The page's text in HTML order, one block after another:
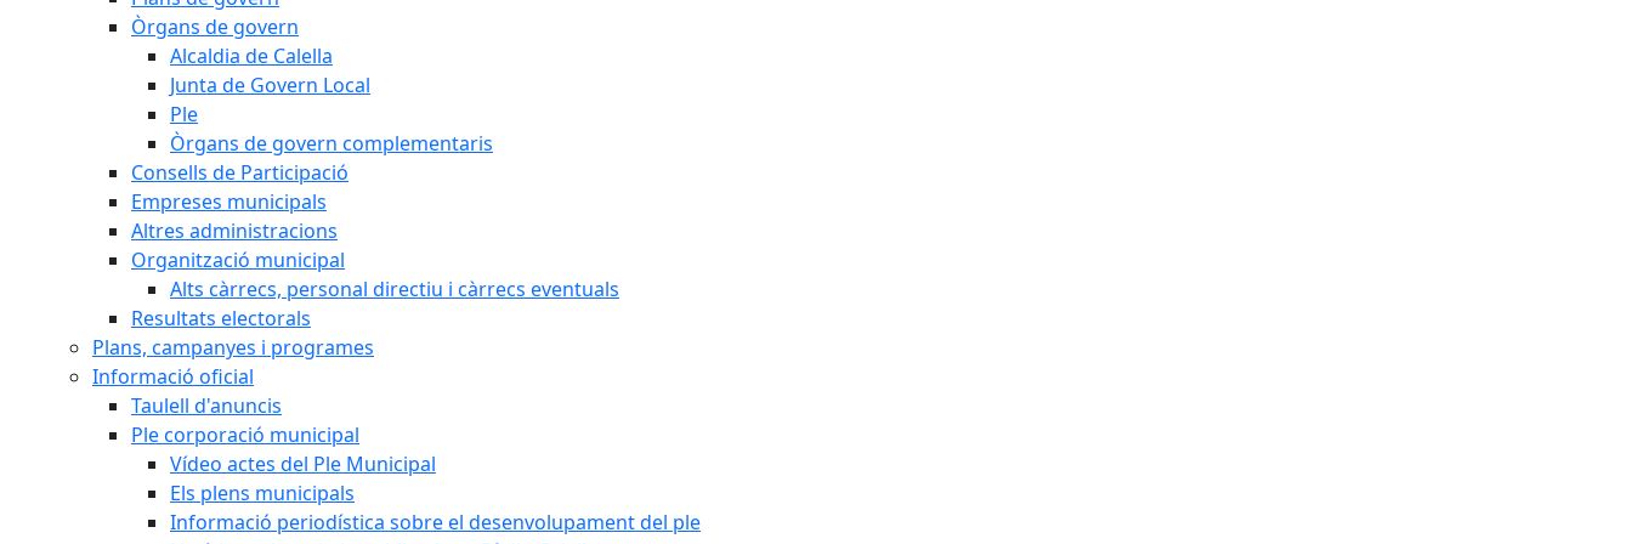
Òrgans de govern
Alcaldia de Calella
Junta de Govern Local
Ple
Òrgans de govern complementaris
Consells de Participació
Empreses municipals
Altres administracions
Organització municipal
Alts càrrecs, personal directiu i càrrecs eventuals
Resultats electorals
Plans, campanyes i programes
Informació oficial
Taulell d'anuncis
Ple corporació municipal
Vídeo actes del Ple Municipal
Els plens municipals
Informació periodística sobre el desenvolupament del ple